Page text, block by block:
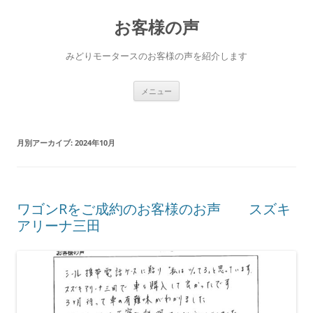
お客様の声
みどりモータースのお客様の声を紹介します
メニュー
月別アーカイブ: 2024年10月
ワゴンRをご成約のお客様のお声 スズキ
アリーナ三田